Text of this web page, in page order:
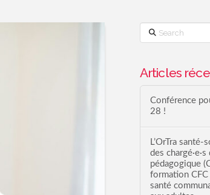
Search
Articles
Conférence
28 !
L’OrTra
des
pédagogique
formation CFC
santé